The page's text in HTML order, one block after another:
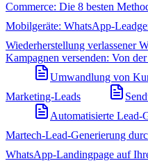
Commerce: Die 8 besten
Mobilgeräte: WhatsApp-
Wiederherstellung verlassener
Kampagnen versenden: Von
Umwandlung von
Marketing-Leads
Automatisierte Lead-
Martech-Lead-Generierung
WhatsApp-Landingpage auf